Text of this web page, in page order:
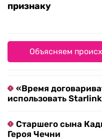
признаку
Объясняем
«Время
использовать
Старшего сына
Героя Чечни